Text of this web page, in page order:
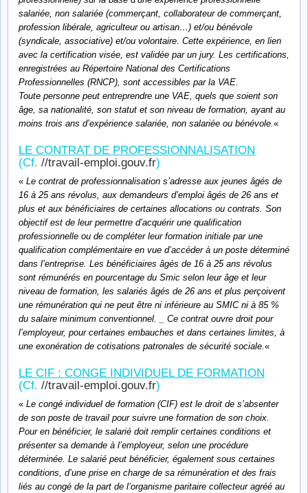
salariée, non salariée (commerçant, collaborateur de commerçant,
profession libérale, agriculteur ou artisan…) et/ou bénévole
(syndicale, associative) et/ou volontaire. Cette expérience, en lien
avec la certification visée, est validée par un jury. Les certifications,
enregistrées au Répertoire National des Certifications
Professionnelles (RNCP), sont accessibles par la VAE.
Toute personne peut entreprendre une VAE, quels que soient son
âge, sa nationalité, son statut et son niveau de formation, ayant au
moins trois ans d’expérience salariée, non salariée ou bénévole.«
LE CONTRAT DE PROFESSIONNALISATION
(Cf. //travail-emploi.gouv.fr)
« Le contrat de professionnalisation s’adresse aux jeunes âgés de
16 à 25 ans révolus, aux demandeurs d’emploi âgés de 26 ans et
plus et aux bénéficiaires de certaines allocations ou contrats. Son
objectif est de leur permettre d’acquérir une qualification
professionnelle ou de compléter leur formation initiale par une
qualification complémentaire en vue d’accéder à un poste déterminé
dans l’entreprise. Les bénéficiaires âgés de 16 à 25 ans révolus
sont rémunérés en pourcentage du Smic selon leur âge et leur
niveau de formation, les salariés âgés de 26 ans et plus perçoivent
une rémunération qui ne peut être ni inférieure au SMIC ni à 85 %
du salaire minimum conventionnel. _ Ce contrat ouvre droit pour
l’employeur, pour certaines embauches et dans certaines limites, à
une exonération de cotisations patronales de sécurité sociale.«
LE CIF : CONGE INDIVIDUEL DE FORMATION
(Cf. //travail-emploi.gouv.fr)
« Le congé individuel de formation (CIF) est le droit de s’absenter
de son poste de travail pour suivre une formation de son choix.
Pour en bénéficier, le salarié doit remplir certaines conditions et
présenter sa demande à l’employeur, selon une procédure
déterminée. Le salarié peut bénéficier, également sous certaines
conditions, d’une prise en charge de sa rémunération et des frais
liés au congé de la part de l’organisme paritaire collecteur agréé au